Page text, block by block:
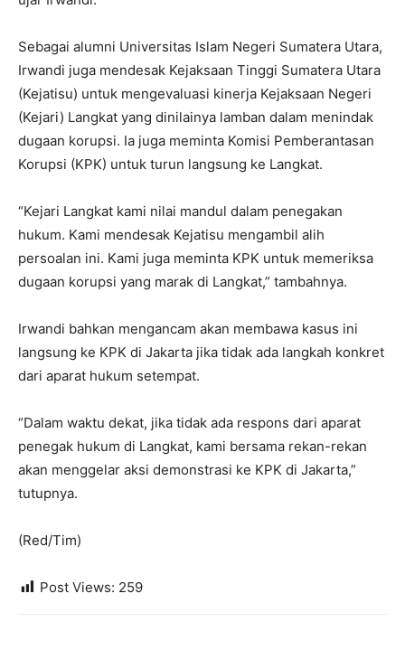
Sebagai alumni Universitas Islam Negeri Sumatera Utara,
Irwandi juga mendesak Kejaksaan Tinggi Sumatera Utara
(Kejatisu) untuk mengevaluasi kinerja Kejaksaan Negeri
(Kejari) Langkat yang dinilainya lamban dalam menindak
dugaan korupsi. Ia juga meminta Komisi Pemberantasan
Korupsi (KPK) untuk turun langsung ke Langkat.
“Kejari Langkat kami nilai mandul dalam penegakan
hukum. Kami mendesak Kejatisu mengambil alih
persoalan ini. Kami juga meminta KPK untuk memeriksa
dugaan korupsi yang marak di Langkat,” tambahnya.
Irwandi bahkan mengancam akan membawa kasus ini
langsung ke KPK di Jakarta jika tidak ada langkah konkret
dari aparat hukum setempat.
“Dalam waktu dekat, jika tidak ada respons dari aparat
penegak hukum di Langkat, kami bersama rekan-rekan
akan menggelar aksi demonstrasi ke KPK di Jakarta,”
tutupnya.
(Red/Tim)
Post Views: 259